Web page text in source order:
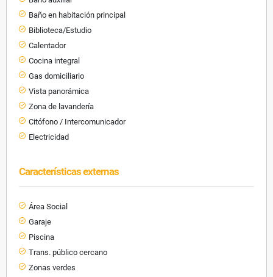
Baño en habitación principal
Biblioteca/Estudio
Calentador
Cocina integral
Gas domiciliario
Vista panorámica
Zona de lavandería
Citófono / Intercomunicador
Electricidad
Características externas
Área Social
Garaje
Piscina
Trans. público cercano
Zonas verdes